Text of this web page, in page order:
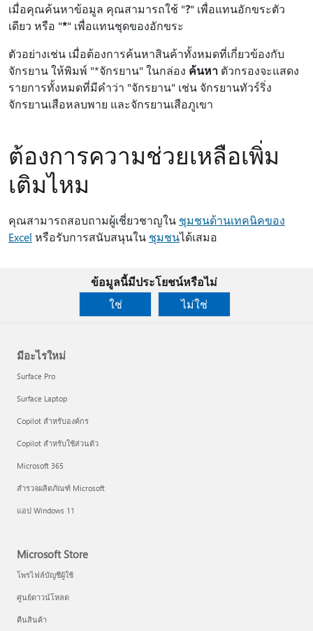
เมื่อคุณค้นหาข้อมูล คุณสามารถใช้ "?" เพื่อแทนอักขระตัว
เดียว หรือ "*" เพื่อแทนชุดของอักขระ
ตัวอย่างเช่น เมื่อต้องการค้นหาสินค้าทั้งหมดที่เกี่ยวข้องกับ
จักรยาน ให้พิมพ์ "*จักรยาน" ในกล่อง ค้นหา ตัวกรองจะแสดง
รายการทั้งหมดที่มีคําว่า "จักรยาน" เช่น จักรยานทัวร์ริ่ง
จักรยานเสือหลบพาย และจักรยานเสือภูเขา
ต้องการความช่วยเหลือเพิ่ม
เติมไหม
คุณสามารถสอบถามผู้เชี่ยวชาญใน ชุมชนด้านเทคนิคของ
Excel หรือรับการสนับสนุนใน ชุมชนได้เสมอ
ข้อมูลนี้มีประโยชน์หรือไม่
ใช่
ไม่ใช่
มีอะไรใหม่
Surface Pro
Surface Laptop
Copilot สำหรับองค์กร
Copilot สำหรับใช้ส่วนตัว
Microsoft 365
สำรวจผลิตภัณฑ์ Microsoft
แอป Windows 11
Microsoft Store
โพรไฟล์บัญชีผู้ใช้
ศูนย์ดาวน์โหลด
คืนสินค้า